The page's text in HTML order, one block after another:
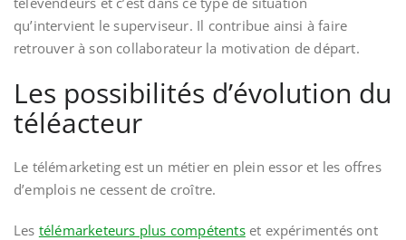
qu’intervient le superviseur. Il contribue ainsi à faire
retrouver à son collaborateur la motivation de départ.
Les possibilités d’évolution du
téléacteur
Le télémarketing est un métier en plein essor et les offres
d’emplois ne cessent de croître.
Les télémarketeurs plus compétentset expérimentés ont